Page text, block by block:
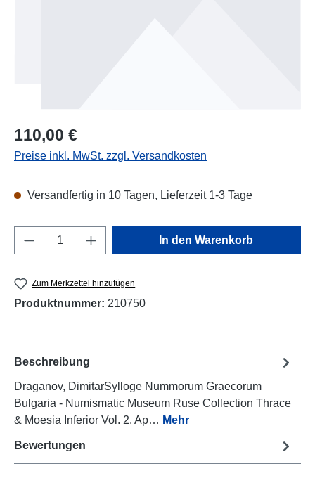
Regulärer Preis:
110,00 €
Preise inkl. MwSt. zzgl. Versandkosten
Versandfertig in 10 Tagen, Lieferzeit 1-3 Tage
Produkt Anzahl: Gib den gewünschten
In den Warenkorb
Zum Merkzettel hinzufügen
Produktnummer: 210750
Beschreibung
Draganov, DimitarSylloge Nummorum Graecorum
Bulgaria - Numismatic Museum Ruse Collection Thrace
& Moesia Inferior Vol. 2. Ap… Mehr
Bewertungen